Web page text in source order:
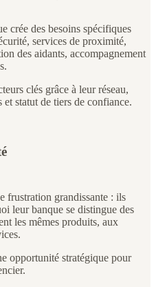
crée des besoins spécifiques
services de proximité,
des aidants, accompagnement
clés grâce à leur réseau,
statut de tiers de confiance.
frustration grandissante : ils
leur banque se distingue des
les mêmes produits, aux
opportunité stratégique pour